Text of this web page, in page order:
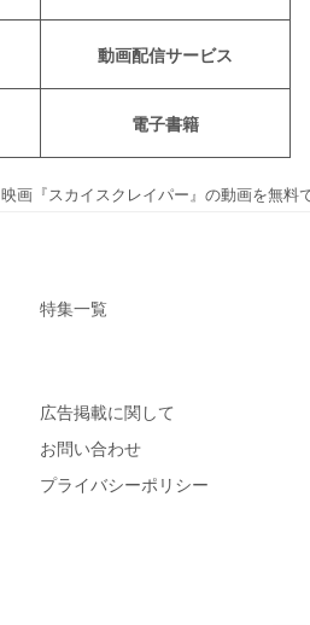
動画配信サービス
電子書籍
映画『スカイスクレイパー』の動画を無料
特集一覧
広告掲載に関して
お問い合わせ
プライバシーポリシー